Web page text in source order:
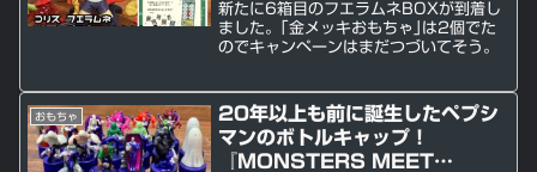
も！
新たに6箱目のフエラムネBOXが到着し
ました。｢金メッキおもちゃ｣は2個でた
のでキャンペーンはまだつづいてそう。
おもちゃ
20年以上も前に誕生したペプシ
マンのボトルキャップ！
『MONSTERS MEET